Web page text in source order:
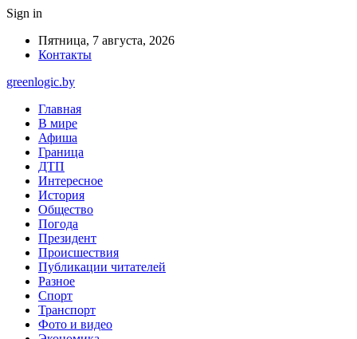
Sign in
Пятница, 7 августа, 2026
Контакты
greenlogic.by
Главная
В мире
Афиша
Граница
ДТП
Интересное
История
Общество
Погода
Президент
Происшествия
Публикации читателей
Разное
Спорт
Транспорт
Фото и видео